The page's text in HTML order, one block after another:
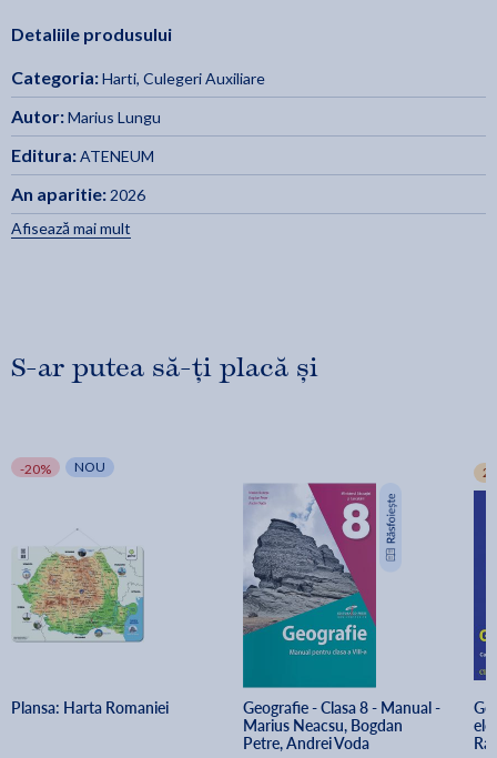
principalele orașe, facilitând identificarea rapidă a țărilor și
diferențierea clară a fiecărui stat.
Detaliile produsului
Categoria:Harti, Culegeri Auxiliare
Autor:Marius Lungu
Editura:ATENEUM
An aparitie: 2026
Afisează mai mult
S-ar putea să-ți placă și
-20% NOU
Plansa: Harta Romaniei
Geografie - Clasa 8 - Manual -
Marius Neacsu, Bogdan
Petre, Andrei Voda